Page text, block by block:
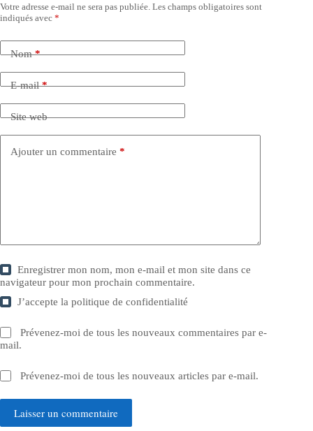
Votre adresse e-mail ne sera pas publiée. Les champs obligatoires sont
indiqués avec *
Nom*
E-mail*
Site web
Ajouter un commentaire *
Enregistrer mon nom, mon e-mail et mon site dans ce
navigateur pour mon prochain commentaire.
J’accepte lapolitique de confidentialité
Prévenez-moi de tous les nouveaux commentaires par e-
mail.
Prévenez-moi de tous les nouveaux articles par e-mail.
Laisser un commentaire